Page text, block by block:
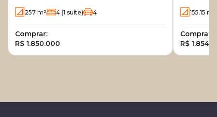
Parque Rural Fazenda Santa Cândida -
Campinas - SP
257 m² 4 (1 suíte) 4
Comprar:
R$ 1.850.000
155.15 m²
Comprar:
R$